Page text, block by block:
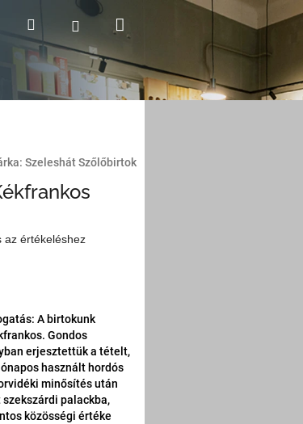
Keresés Bejelentkezés
Szeleshát Szőlőbirtok
az értékeléshez
A birtokunk
Gondos
erjesztettük a tételt,
használt hordós
minősítés után
palackba,
közösségi értéke